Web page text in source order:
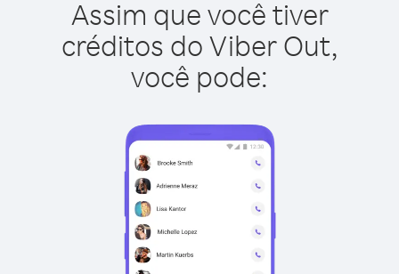
Assim que você tiver
créditos do Viber Out,
você pode: